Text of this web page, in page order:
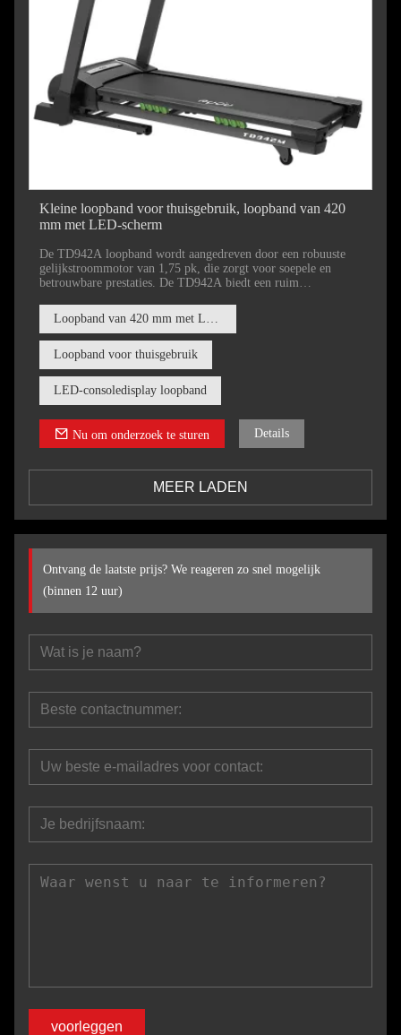
Kleine loopband voor thuisgebruik, loopband van 420
mm met LED-scherm
De TD942A loopband wordt aangedreven door een robuuste
gelijkstroommotor van 1,75 pk, die zorgt voor soepele en
betrouwbare prestaties. De TD942A biedt een ruim
16,5 inch), waardoor er voldoende ruimte is voor comfortabel
bewegen.
Loopband voor thuisgebruik
LED-consoledisplay loopband
Nu om onderzoek te sturen Details
MEER LADEN
Ontvang de laatste prijs? We reageren zo snel mogelijk
(binnen 12 uur)
voorleggen